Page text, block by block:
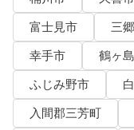
富士見市
三
幸手市
鶴ヶ
ふじみ野市
入間郡三芳町